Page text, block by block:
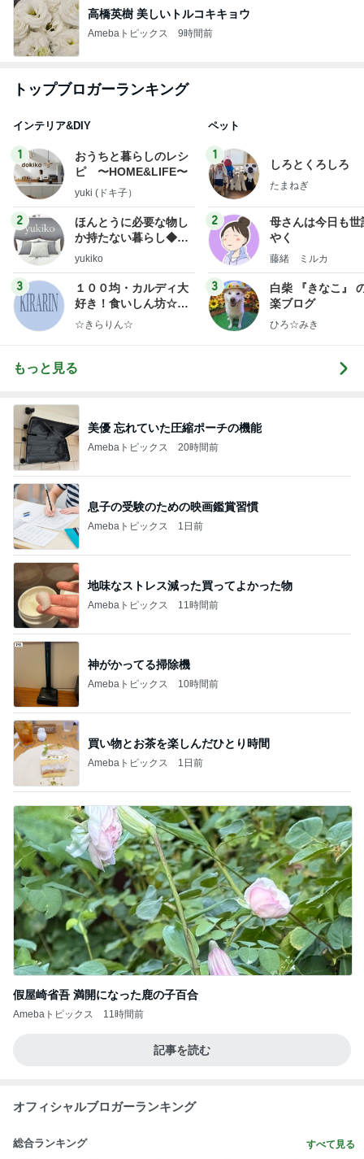
高橋英樹 美しいトルコキキョウ
Amebaトピックス 9時間前
トップブロガーランキング
インテリア&DIY
1
おうちと暮らしのレシ
ピ 〜HOME&LIFE〜
yuki (ドキ子）
2
ほんとうに必要な物し
か持たない暮らし◆Ke
ep Life Simple◆〜イ
yukiko
3
１００均・カルディ大
好き！食いしん坊☆き
らりん☆のブログ
☆きらりん☆
ペット
1
しろとくろしろ
たまねぎ
2
母さんは今日も世
やく
藤緒 ミルカ
3
白柴 『きなこ』
楽ブログ
ひろ☆みき
もっと見る
美優 忘れていた圧縮ポーチの機能
Amebaトピックス 20時間前
息子の受験のための映画鑑賞習慣
Amebaトピックス 1日前
地味なストレス減った買ってよかった物
Amebaトピックス 11時間前
神がかってる掃除機
Amebaトピックス 10時間前
買い物とお茶を楽しんだひとり時間
Amebaトピックス 1日前
假屋崎省吾 満開になった鹿の子百合
Amebaトピックス 11時間前
記事を読む
オフィシャルブロガーランキング
総合ランキング すべて見る